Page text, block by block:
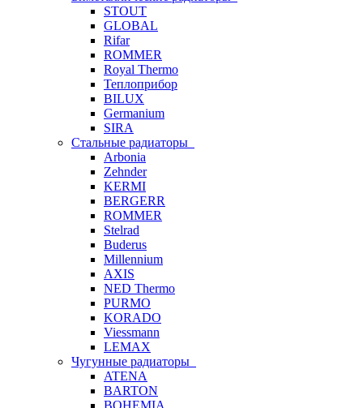
STOUT
GLOBAL
Rifar
ROMMER
Royal Thermo
Теплоприбор
BILUX
Germanium
SIRA
Стальные радиаторы
Arbonia
Zehnder
KERMI
BERGERR
ROMMER
Stelrad
Buderus
Millennium
AXIS
NED Thermo
PURMO
KORADO
Viessmann
LEMAX
Чугунные радиаторы
ATENA
BARTON
BOHEMIA